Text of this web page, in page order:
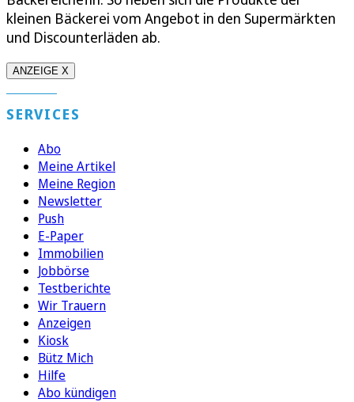
kleinen Bäckerei vom Angebot in den Supermärkten
und Discounterläden ab.
ANZEIGE X
SERVICES
Abo
Meine Artikel
Meine Region
Newsletter
Push
E-Paper
Immobilien
Jobbörse
Testberichte
Wir Trauern
Anzeigen
Kiosk
Bütz Mich
Hilfe
Abo kündigen